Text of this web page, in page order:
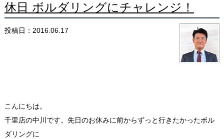
休日 ボルダリングにチャレンジ！
投稿日：2016.06.17
こんにちは。
千里店の中川です。先日のお休みに前からずっと行きたかったボル
ダリングに